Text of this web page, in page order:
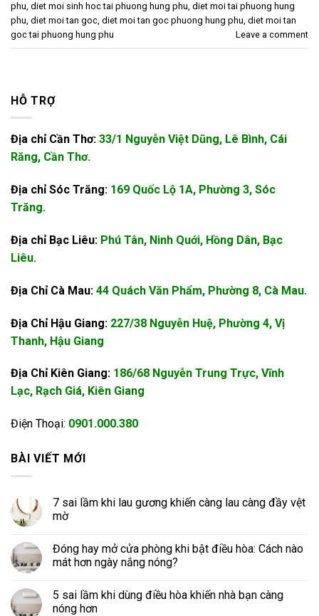
phu, diet moi sinh hoc tai phuong hung phu, diet moi tai phuong hung
phu, diet moi tan goc, diet moi tan goc phuong hung phu, diet moi tan
goc tai phuong hung phu
Leave a comment
HỖ TRỢ
Địa chỉ Cần Thơ: 33/1 Nguyễn Việt Dũng, Lê Bình, Cái
Răng, Cần Thơ.
Địa chỉ Sóc Trăng: 169 Quốc Lộ 1A, Phường 3, Sóc
Trăng.
Địa chỉ Bạc Liêu: Phú Tân, Ninh Quới, Hồng Dân, Bạc
Liêu.
Địa Chỉ Cà Mau: 44 Quách Văn Phẩm, Phường 8, Cà Mau.
Địa Chỉ Hậu Giang: 227/38 Nguyễn Huệ, Phường 4, Vị
Thanh, Hậu Giang
Địa Chỉ Kiên Giang: 186/68 Nguyễn Trung Trực, Vĩnh
Lạc, Rạch Giá, Kiên Giang
Điện Thoại: 0901.000.380
BÀI VIẾT MỚI
7 sai lầm khi lau gương khiến càng lau càng đầy vệt
mờ
Đóng hay mở cửa phòng khi bật điều hòa: Cách nào
mát hơn ngày nắng nóng?
5 sai lầm khi dùng điều hòa khiến nhà bạn càng
nóng hơn